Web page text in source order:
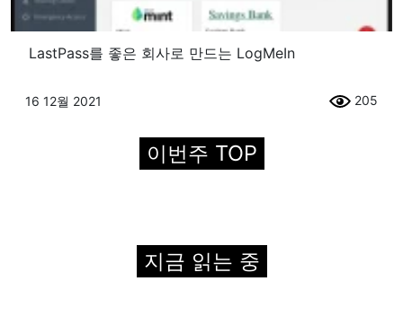
LastPass를 좋은 회사로 만드는 LogMeIn
16 12월 2021 205
이번주 TOP
지금 읽는 중